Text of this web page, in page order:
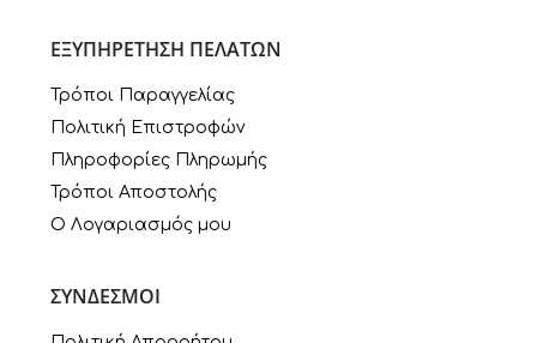
ΕΞΥΠΗΡΕΤΗΣΗ ΠΕΛΑΤΩΝ
Τρόποι Παραγγελίας
Πολιτική Επιστροφών
Πληροφορίες Πληρωμής
Τρόποι Αποστολής
Ο Λογαριασμός μου
ΣΥΝΔΕΣΜΟΙ